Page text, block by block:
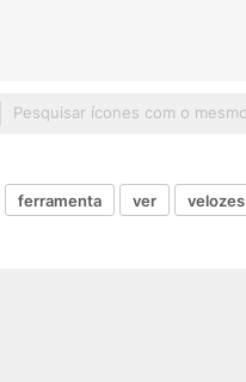
ferramenta ver velozes